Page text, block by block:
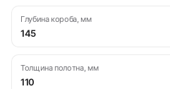
Глубина короба, мм
145
Толщина полотна, мм
110